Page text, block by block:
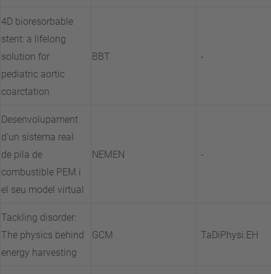
4D bioresorbable
stent: a lifelong
solution for
pediatric aortic
coarctation
BBT -
Desenvolupament
d'un sistema real
de pila de
combustible PEM i
el seu model virtual
NEMEN -
Tackling disorder:
The physics behind
energy harvesting
GCM TaDiPhysi.EH